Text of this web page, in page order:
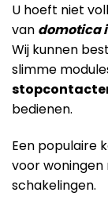
U hoeft niet
van domotica
Wij kunnen
slimme
bedienen.
Een populaire
voor
schakelingen.